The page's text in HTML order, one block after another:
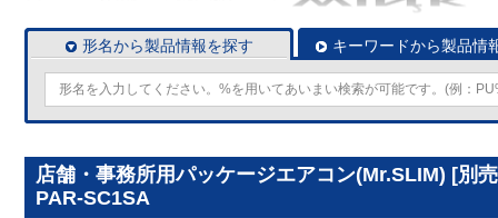
形名から製品情報を探す キーワードから製品情
店舗・事務所用パッケージエアコン(Mr.SLIM) [別
PAR-SC1SA